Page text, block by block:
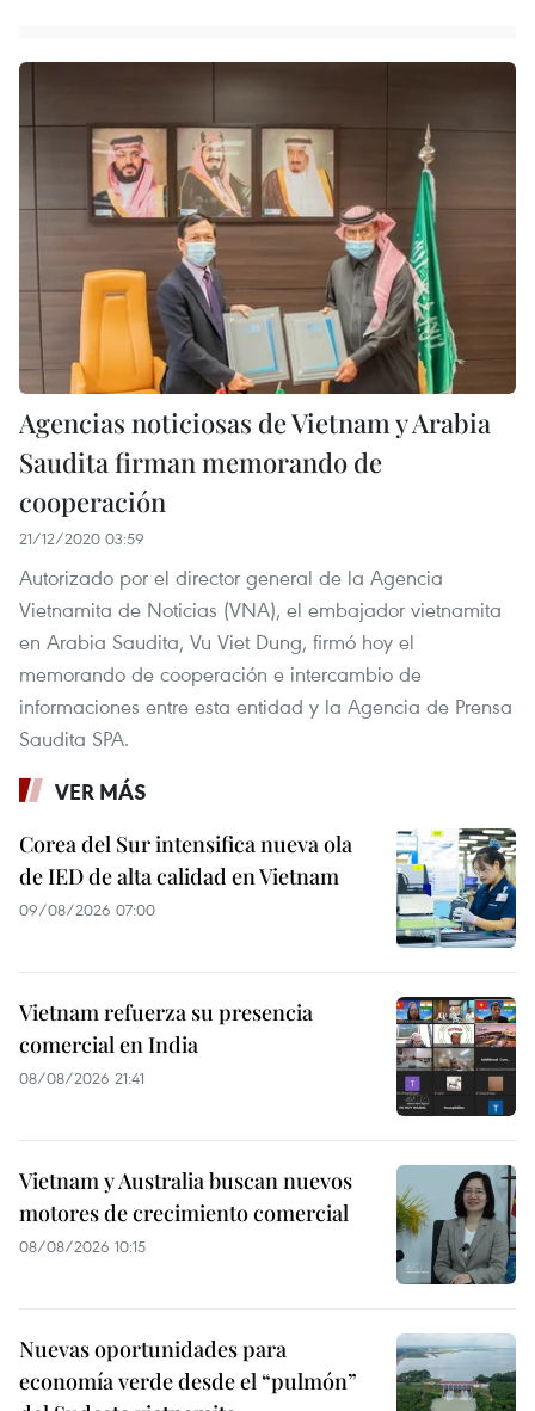
Agencias noticiosas de Vietnam y Arabia
Saudita firman memorando de
cooperación
21/12/2020 03:59
Autorizado por el director general de la Agencia
Vietnamita de Noticias (VNA), el embajador vietnamita
en Arabia Saudita, Vu Viet Dung, firmó hoy el
memorando de cooperación e intercambio de
informaciones entre esta entidad y la Agencia de Prensa
Saudita SPA.
VER MÁS
Corea del Sur intensifica nueva ola
de IED de alta calidad en Vietnam
09/08/2026 07:00
Vietnam refuerza su presencia
comercial en India
08/08/2026 21:41
Vietnam y Australia buscan nuevos
motores de crecimiento comercial
08/08/2026 10:15
Nuevas oportunidades para
economía verde desde el “pulmón”